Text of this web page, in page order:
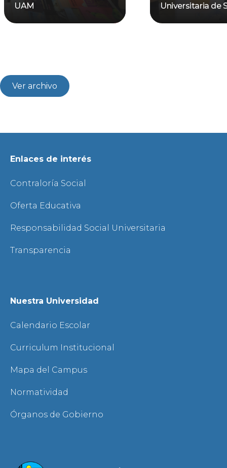
UAM
Universitaria de
Ver archivo
Enlaces de interés
Contraloría Social
Oferta Educativa
Responsabilidad Social Universitaria
Transparencia
Nuestra Universidad
Calendario Escolar
Curriculum Institucional
Mapa del Campus
Normatividad
Órganos de Gobierno